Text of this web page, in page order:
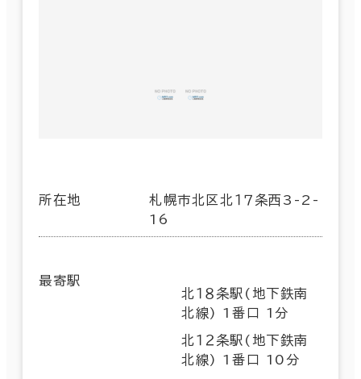
所在地
札幌市北区北１７条西3-2-
16
最寄駅
北１８条駅(地下鉄南
北線) 1番口 1分
北１２条駅(地下鉄南
北線) 1番口 10分